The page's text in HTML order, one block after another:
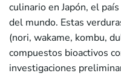
culinario en Japón, el
del mundo. Estas
(nori, wakame, kombu,
compuestos bioactivos
investigaciones